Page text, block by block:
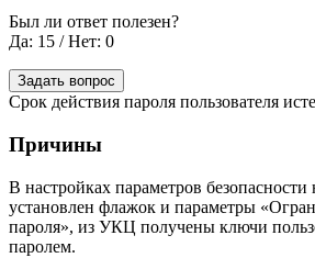
Был ли ответ полезен?
Да: 15 / Нет: 0
Задать вопрос
Срок действия пароля пользователя
Причины
В настройках параметров безопасности
установлен флажок и параметры
пароля», из УКЦ получены ключи
паролем.